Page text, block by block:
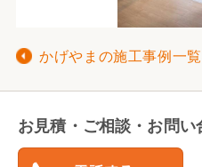
かげやまの施工事例一
お見積・ご相談・お問い